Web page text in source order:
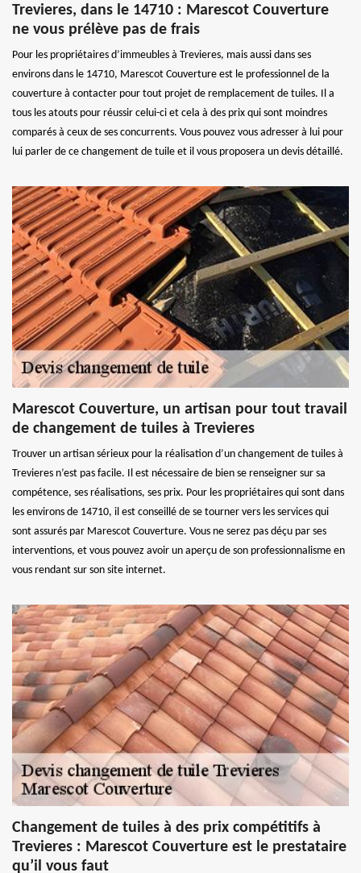
Trevieres, dans le 14710 : Marescot Couverture
ne vous prélève pas de frais
Pour les propriétaires d’immeubles à Trevieres, mais aussi dans ses
environs dans le 14710, Marescot Couverture est le professionnel de la
couverture à contacter pour tout projet de remplacement de tuiles. Il a
tous les atouts pour réussir celui-ci et cela à des prix qui sont moindres
comparés à ceux de ses concurrents. Vous pouvez vous adresser à lui pour
lui parler de ce changement de tuile et il vous proposera un devis détaillé.
Marescot Couverture, un artisan pour tout travail
de changement de tuiles à Trevieres
Trouver un artisan sérieux pour la réalisation d’un changement de tuiles à
Trevieres n’est pas facile. Il est nécessaire de bien se renseigner sur sa
compétence, ses réalisations, ses prix. Pour les propriétaires qui sont dans
les environs de 14710, il est conseillé de se tourner vers les services qui
sont assurés par Marescot Couverture. Vous ne serez pas déçu par ses
interventions, et vous pouvez avoir un aperçu de son professionnalisme en
vous rendant sur son site internet.
Changement de tuiles à des prix compétitifs à
Trevieres : Marescot Couverture est le prestataire
qu’il vous faut